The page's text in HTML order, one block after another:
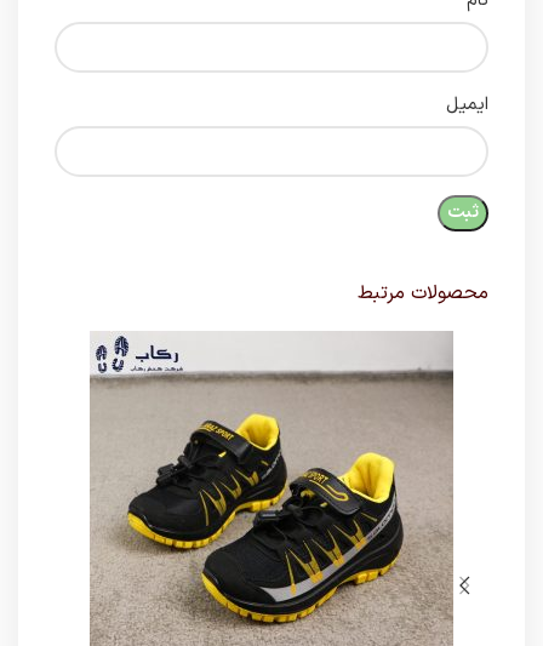
ایمیل
محصولات مرتبط